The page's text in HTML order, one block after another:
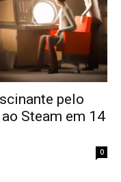
pelo
Steam em 14
0